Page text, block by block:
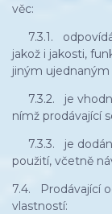
věc:
7.3.1.
jakož i jakosti,
jiným
7.3.2. je
nímž prodávající
7.3.3. je
použití, včetně
7.4. Prodávající
vlastností: